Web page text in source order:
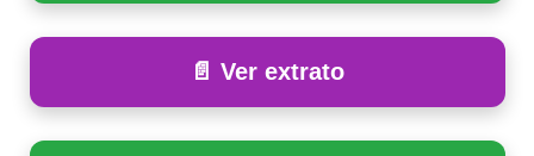
📄 Ver extrato